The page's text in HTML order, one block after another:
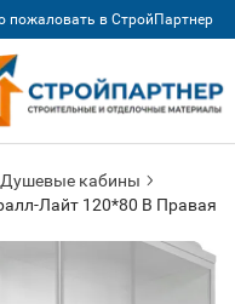
пожаловать в СтройПартнер
Душевые кабины
Лайт 120*80 В Правая